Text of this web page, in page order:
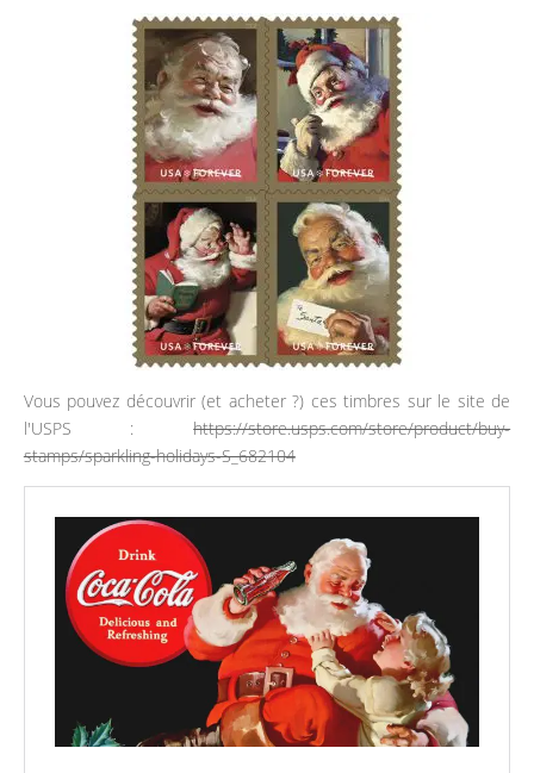
Vous pouvez découvrir (et acheter ?) ces timbres sur le site de
l'USPS :https://store.usps.com/store/product/buy-
stamps/sparkling-holidays-S_682104